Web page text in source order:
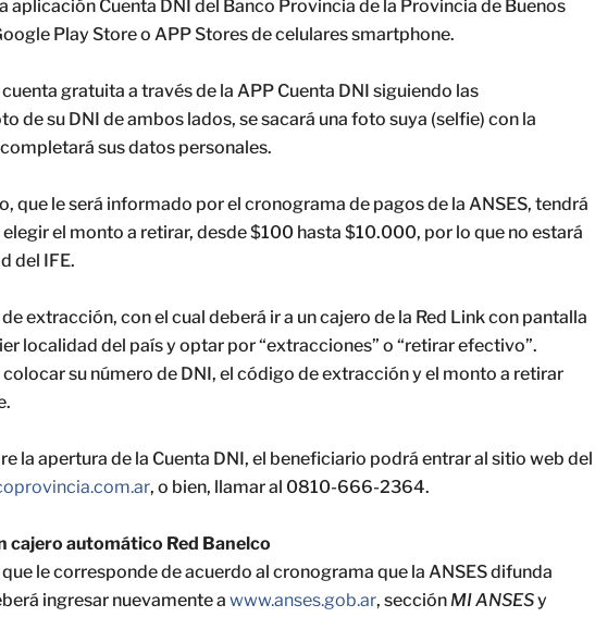
aplicación Cuenta DNI del Banco Provincia de la Provincia de Buenos
Play Store o APP Stores de celulares smartphone.
gratuita a través de la APP Cuenta DNI siguiendo las
de su DNI de ambos lados, se sacará una foto suya (selfie) con la
sus datos personales.
que le será informado por el cronograma de pagos de la ANSES, tendrá
elegir el monto a retirar, desde $100 hasta $10.000, por lo que no estará
del IFE.
extracción, con el cual deberá ir a un cajero de la Red Link con pantalla
localidad del país y optar por “extracciones” o “retirar efectivo”.
su número de DNI, el código de extracción y el monto a retirar
la apertura de la Cuenta DNI, el beneficiario podrá entrar al sitio web del
com.ar, o bien, llamar al 0810-666-2364.
cajero automático Red Banelco
le corresponde de acuerdo al cronograma que la ANSES difunda
ingresar nuevamente a www.anses.gob.ar, secciónMI ANSESy